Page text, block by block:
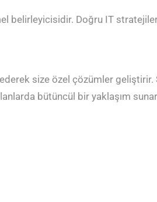
belirleyicisidir. Doğru IT
size özel çözümler
bütüncül bir yaklaşım